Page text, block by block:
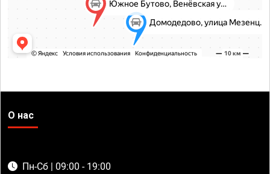
О нас
Пн-Сб | 09:00 - 19:00